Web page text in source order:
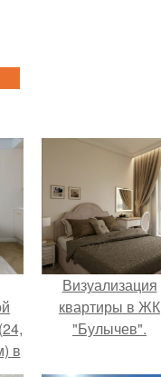
в
Визуализация
квартиры в ЖК
"Булычев".